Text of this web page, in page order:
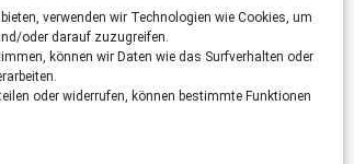
verwenden wir Technologien wie Cookies, um
oder darauf zuzugreifen.
können wir Daten wie das Surfverhalten oder
oder widerrufen, können bestimmte Funktionen